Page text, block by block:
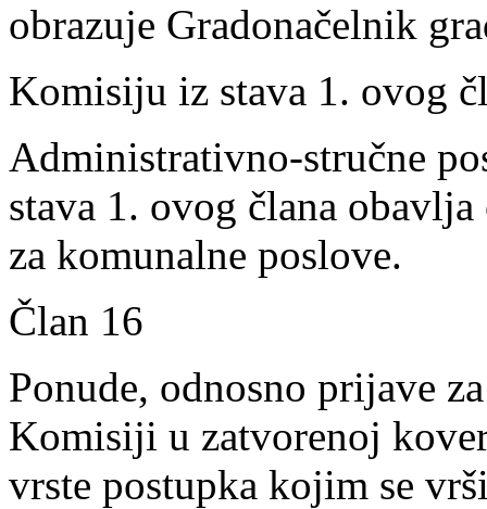
obrazuje Gradonačelnik
Komisiju iz stava 1. ovog
Administrativno-stručne
stava 1. ovog člana
za komunalne poslove.
Član 16
Ponude, odnosno prijave
Komisiji u zatvorenoj
vrste postupka kojim se